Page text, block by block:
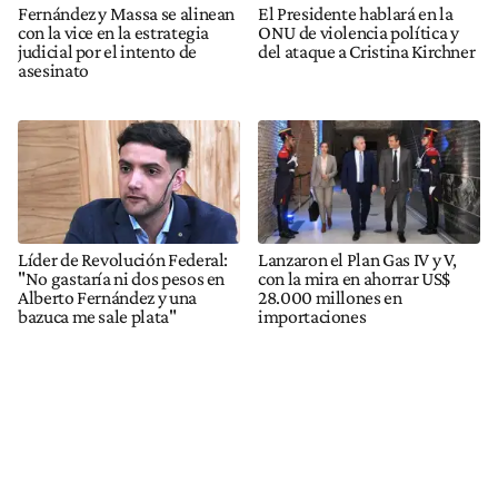
Fernández y Massa se alinean
con la vice en la estrategia
judicial por el intento de
asesinato
El Presidente hablará en la
ONU de violencia política y
del ataque a Cristina Kirchner
Líder de Revolución Federal:
"No gastaría ni dos pesos en
Alberto Fernández y una
bazuca me sale plata"
Lanzaron el Plan Gas IV y V,
con la mira en ahorrar US$
28.000 millones en
importaciones